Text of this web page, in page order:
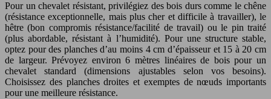
Pour un chevalet résistant, privilégiez des bois durs comme le chêne
(résistance exceptionnelle, mais plus cher et difficile à travailler), le
hêtre (bon compromis résistance/facilité de travail) ou le pin traité
(plus abordable, résistant à l’humidité). Pour une structure stable,
optez pour des planches d’au moins 4 cm d’épaisseur et 15 à 20 cm
de largeur. Prévoyez environ 6 mètres linéaires de bois pour un
chevalet standard (dimensions ajustables selon vos besoins).
Choisissez des planches droites et exemptes de nœuds importants
pour une meilleure résistance.